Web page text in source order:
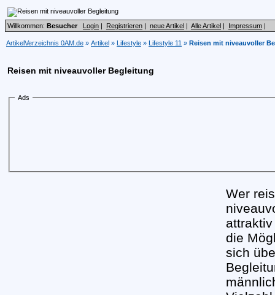
Willkommen: Besucher Login | Registrieren | neue Artikel | Alle Artikel | Impressum |
ArtikelVerzeichnis 0AM.de » Artikel » Lifestyle » Lifestyle 11 » Reisen mit niveauvoller
Reisen mit niveauvoller Begleitung
Ads
Wer
die
sich